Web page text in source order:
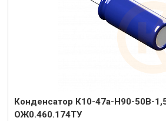
Конденсатор К10-47а-Н90-50В-
ОЖ0.460.174ТУ